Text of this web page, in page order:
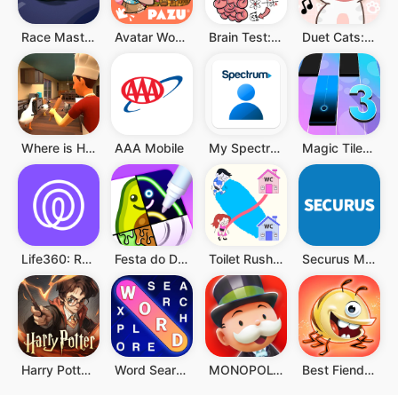
Race Master 3D Avatar World ® Brain Test: Jogos Mentais Duet Cats: música popcat fofa
Where is He: Hide and Seek AAA Mobile My Spectrum Magic Tiles 3: Jogo de Piano
Life360: Rastreador de Celular Festa do Desenho Toilet Rush Race: Draw Puzzle Securus Mobile
Harry Potter: Desperta a Magia Word Search Explorer MONOPOLY GO! Best Fiends - Combinações